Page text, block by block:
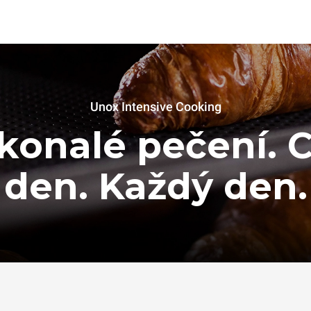
Unox Intensive Cooking
pečení.
den. Každý den.